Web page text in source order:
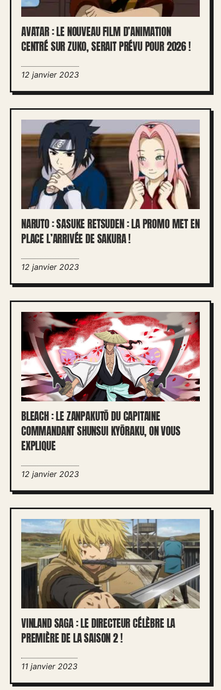
AVATAR : LE NOUVEAU FILM D’ANIMATION
CENTRÉ SUR ZUKO, SERAIT PRÉVU POUR 2026 !
12 janvier 2023
NARUTO : SASUKE RETSUDEN : LA PROMO MET EN
PLACE L’ARRIVÉE DE SAKURA !
12 janvier 2023
BLEACH : LE ZANPAKUTŌ DU CAPITAINE
COMMANDANT SHUNSUI KYŌRAKU, ON VOUS
EXPLIQUE
12 janvier 2023
VINLAND SAGA : LE DIRECTEUR CÉLÈBRE LA
PREMIÈRE DE LA SAISON 2 !
11 janvier 2023